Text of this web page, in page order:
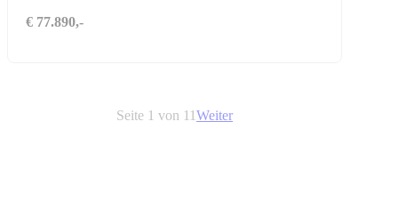
€ 77.890,-
Seite 1 von 11Weiter